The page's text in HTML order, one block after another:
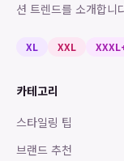
션 트렌드를 소개합니
XL XXL
카테고리
스타일링 팁
브랜드 추천